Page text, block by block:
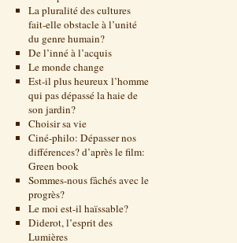
La pluralité des cultures
fait-elle obstacle à l’unité
du genre humain?
De l’inné à l’acquis
Le monde change
Est-il plus heureux l’homme
qui pas dépassé la haie de
son jardin?
Choisir sa vie
Ciné-philo: Dépasser nos
différences? d’après le film:
Green book
Sommes-nous fâchés avec le
progrès?
Le moi est-il haïssable?
Diderot, l’esprit des
Lumières